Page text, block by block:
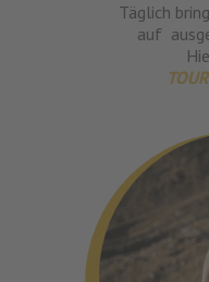
Täglich
auf